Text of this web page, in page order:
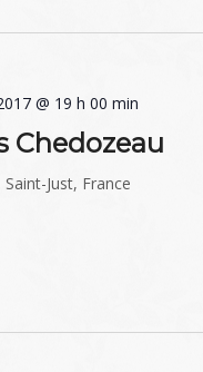
@ 19 h 00 min
Chedozeau
Just, France